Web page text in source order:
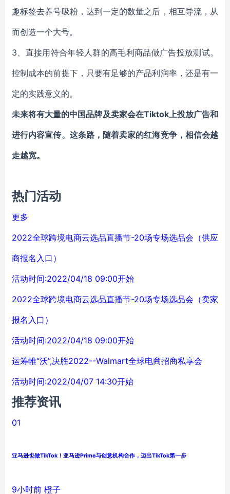
趣标签去养号吸粉，达到一定的数量之后，相互导流，从
而创造一个大号。
3、直接用符合年轻人群的高毛利商品做广告投放测试。
控制成本的前提下，只要有足够的产品利润率，还是有一
定的实践意义的。
未来将有大量的中国品牌及卖家会在Tiktok上投放广告和
进行内容宣传。这条路，随着卖家的红海竞争，相信会越
走越宽。
热门活动
更多
2022全球跨境电商云选品直播节-20场专场选品会（供应
商报名入口）
活动时间:2022/04/18 09:00开始
2022全球跨境电商云选品直播节-20场专场选品会（卖家
报名入口）
活动时间:2022/04/18 09:00开始
运筹帷“沃”,决胜2022--Walmart全球电商招商私享会
活动时间:2022/04/07 14:30开始
推荐资讯
01
亚马逊也做TikTok！亚马逊Prime与创意机构合作，迈出TikTok第一步
9小时前 橙子